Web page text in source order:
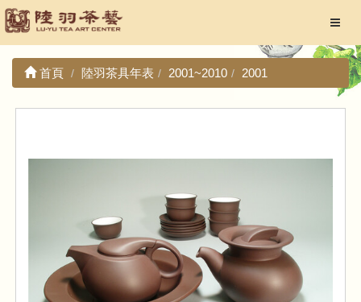
首頁 陸羽茶具年表 2001~2010 2001